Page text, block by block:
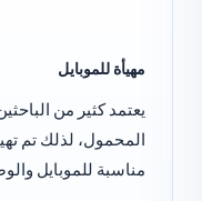
مهيأة للموبايل
يعتمد كثير من الباحثين عن
المحمول، لذلك تم تهيئة
مناسبة للموبايل والوصول